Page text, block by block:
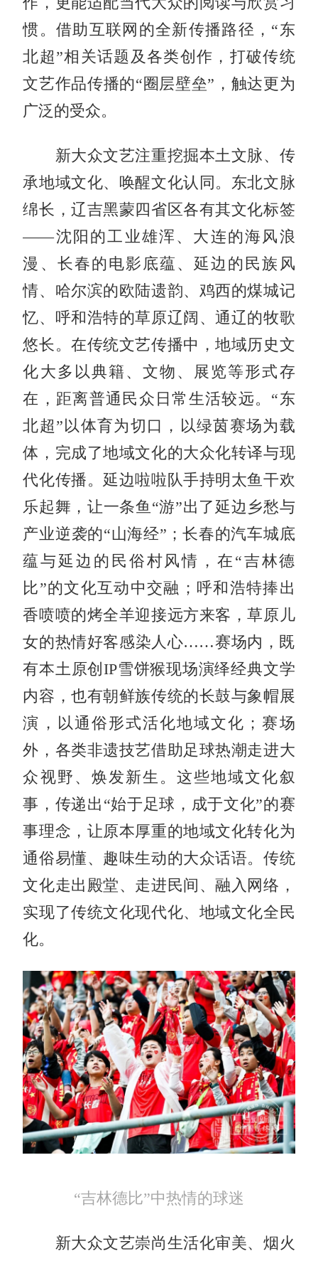
惯。借助互联网的全新传播路径，“东
北超”相关话题及各类创作，打破传统
文艺作品传播的“圈层壁垒”，触达更为
广泛的受众。
新大众文艺注重挖掘本土文脉、传
承地域文化、唤醒文化认同。东北文脉
绵长，辽吉黑蒙四省区各有其文化标签
——沈阳的工业雄浑、大连的海风浪
漫、长春的电影底蕴、延边的民族风
情、哈尔滨的欧陆遗韵、鸡西的煤城记
忆、呼和浩特的草原辽阔、通辽的牧歌
悠长。在传统文艺传播中，地域历史文
化大多以典籍、文物、展览等形式存
在，距离普通民众日常生活较远。“东
北超”以体育为切口，以绿茵赛场为载
体，完成了地域文化的大众化转译与现
代化传播。延边啦啦队手持明太鱼干欢
乐起舞，让一条鱼“游”出了延边乡愁与
产业逆袭的“山海经”；长春的汽车城底
蕴与延边的民俗村风情，在“吉林德
比”的文化互动中交融；呼和浩特捧出
香喷喷的烤全羊迎接远方来客，草原儿
女的热情好客感染人心……赛场内，既
有本土原创IP雪饼猴现场演绎经典文学
内容，也有朝鲜族传统的长鼓与象帽展
演，以通俗形式活化地域文化；赛场
外，各类非遗技艺借助足球热潮走进大
众视野、焕发新生。这些地域文化叙
事，传递出“始于足球，成于文化”的赛
事理念，让原本厚重的地域文化转化为
通俗易懂、趣味生动的大众话语。传统
文化走出殿堂、走进民间、融入网络，
实现了传统文化现代化、地域文化全民
化。
“吉林德比”中热情的球迷
新大众文艺崇尚生活化审美、烟火